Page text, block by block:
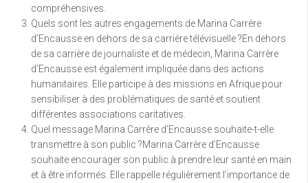
compréhensives.
Quels sont les autres engagements de Marina Carrère
d’Encausse en dehors de sa carrière télévisuelle ?En dehors
de sa carrière de journaliste et de médecin, Marina Carrère
d’Encausse est également impliquée dans des actions
humanitaires. Elle participe à des missions en Afrique pour
sensibiliser à des problématiques de santé et soutient
différentes associations caritatives.
Quel message Marina Carrère d’Encausse souhaite-t-elle
transmettre à son public ?Marina Carrère d’Encausse
souhaite encourager son public à prendre leur santé en main
et à être informés. Elle rappelle régulièrement l’importance de